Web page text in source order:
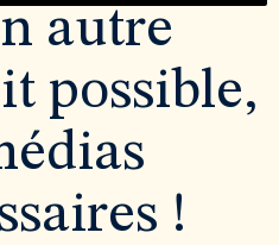
autre
possible,
!